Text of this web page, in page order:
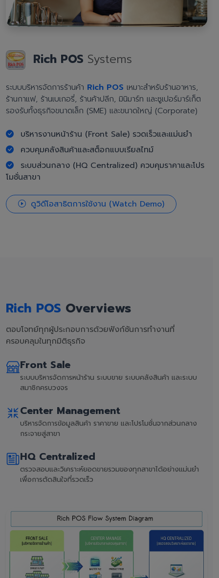
Rich POS Systems
ระบบบริหารจัดการร้านค้า Rich POS เหมาะสำหรับร้านอาหาร,
ร้านกาแฟ, ร้านเบเกอรี่, ร้านค้าปลีก, มินิมาร์ท และซูเปอร์มาร์เก็ต
รองรับทั้งธุรกิจขนาดเล็ก (SME) และขนาดใหญ่ (Corporate)
บริหารงานหน้าร้าน (Front Sale) รวดเร็วและแม่นยำ
ควบคุมคลังสินค้าและสต็อกแบบเรียลไทม์
ระบบส่วนกลาง (HQ Centralized) ควบคุมราคาและโปร
โมชั่นสาขา
ดูวิดีโอสาธิตการใช้งาน (Watch Demo)
Rich POS Overviews
ตอบโจทย์ทุกผู้ประกอบการด้วยฟังก์ชันการทำงานที่
ครอบคลุมในทุกมิติธุรกิจ
Front Sale
ระบบบริหารจัดการหน้าร้าน ระบบขาย ระบบคลังสินค้า และระบบ
สมาชิกครบวงจร
Center Management
บริหารจัดการข้อมูลสินค้า ราคาขาย และโปรโมชั่นจากส่วนกลาง
กระจายสู่สาขา
HQ Centralized
ตรวจสอบและวิเคราะห์ยอดขายรวมของทุกสาขาได้อย่างแม่นยำ
เพื่อการตัดสินใจที่รวดเร็ว